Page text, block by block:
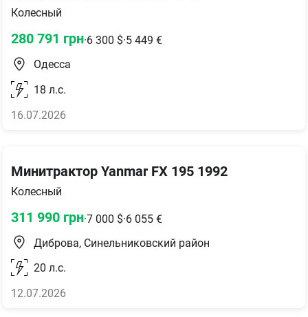
Колесный
280 791 грн·6 300 $·5 449 €
Одесса
18 л.с.
16.07.2026
Минитрактор Yanmar FX 195 1992
Колесный
311 990 грн·7 000 $·6 055 €
Диброва, Синельниковский район
20 л.с.
12.07.2026